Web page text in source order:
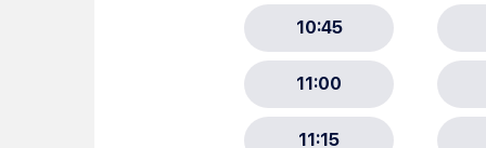
Choisissez votre